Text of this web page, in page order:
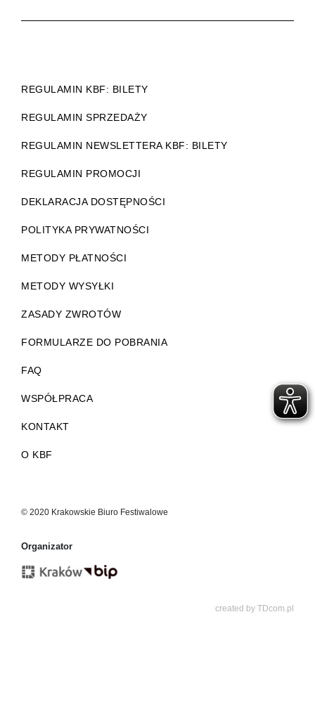
REGULAMIN KBF: BILETY
REGULAMIN SPRZEDAŻY
REGULAMIN NEWSLETTERA KBF: BILETY
REGULAMIN PROMOCJI
DEKLARACJA DOSTĘPNOŚCI
POLITYKA PRYWATNOŚCI
METODY PŁATNOŚCI
METODY WYSYŁKI
ZASADY ZWROTÓW
FORMULARZE DO POBRANIA
FAQ
WSPÓŁPRACA
KONTAKT
O KBF
© 2020 Krakowskie Biuro Festiwalowe
Organizator
created by TDcom.pl